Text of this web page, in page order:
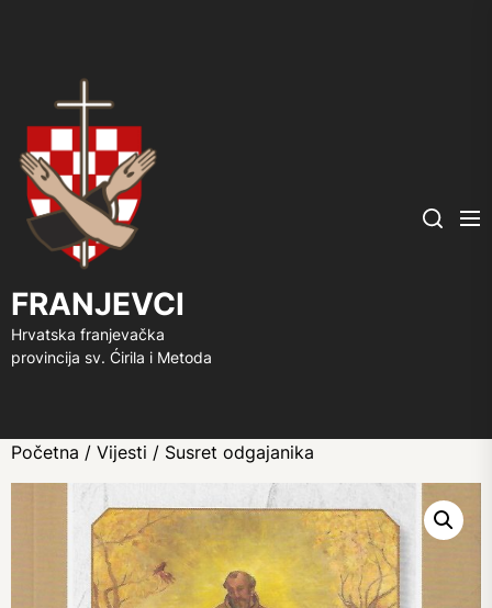
FRANJEVCI
Hrvatska franjevačka
provincija sv. Ćirila i Metoda
Search
Početna / Vijesti / Susret odgajanika